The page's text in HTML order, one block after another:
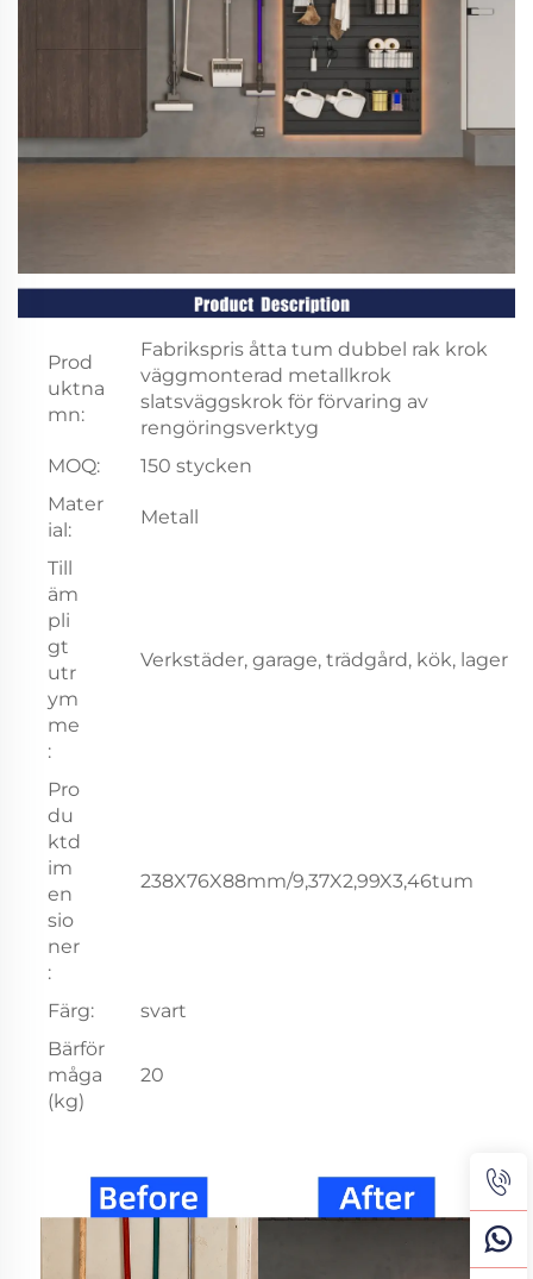
Prod
uktna
mn:
Fabrikspris åtta tum dubbel rak krok
väggmonterad metallkrok
slatsväggskrok för förvaring av
rengöringsverktyg
MOQ:
150 stycken
Mater
ial:
Metall
Till
äm
pli
gt
utr
ym
me
:
Verkstäder, garage, trädgård, kök, lager
Pro
du
ktd
im
en
sio
ner
:
238X76X88mm/9,37X2,99X3,46tum
Färg:
svart
Bärför
måga
(kg)
20